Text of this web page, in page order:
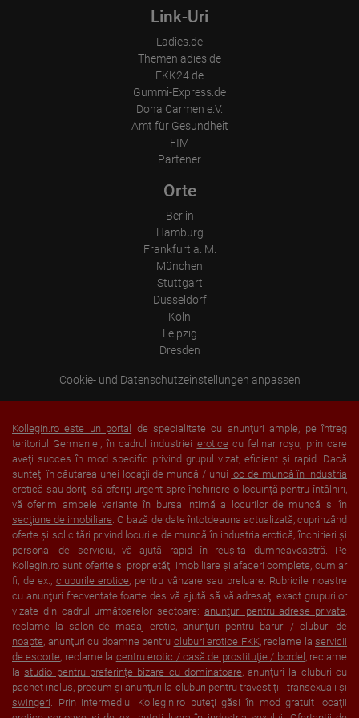
Proprietatea este situată în zona industrială Saarlouis, lângă
granițele cu Franța și Luxemburg, într-o locație centrală, cu parcare
Proprietatea este situată în zona industrială Saarlouis, lângă
granițele cu Franța și Luxemburg, într-o locație centrală, cu parcare
amplă pentru toți oaspeții. Așteptăm cu nerăbdare să vă revedem!
WhatsApp: wa.me/491632330103
Link-Uri
Ladies.de
Themenladies.de
FKK24.de
Gummi-Express.de
Dona Carmen e.V.
Amt für Gesundheit
FIM
Partener
Orte
Berlin
Hamburg
Frankfurt a. M.
München
Stuttgart
Düsseldorf
Köln
Leipzig
Dresden
Cookie- und Datenschutzeinstellungen anpassen
Kollegin.ro este un portal
de specialitate cu anunţuri ample, pe întreg
teritoriul Germaniei, în cadrul industriei eroticecu felinar roşu, prin care
aveţi succes în mod specific privind grupul vizat, eficient şi rapid. Dacă
sunteţi în căutarea unei locaţii de muncă / unui loc de muncă în industria
erotică sau doriţi să oferiţi urgent spre închiriere o locuinţă pentru întâlniri,
vă oferim ambele variante în bursa intimă a locurilor de muncă şi în
secţiune de imobiliare. O bază de date întotdeauna actualizată, cuprinzând
oferte şi solicitări privind locurile de muncă în industria erotică, închirieri şi
personal de serviciu, vă ajută rapid în reuşita dumneavoastră. Pe
Kollegin.ro sunt oferite şi proprietăţi imobiliare şi afaceri complete, cum ar
fi, de ex., cluburile erotice, pentru vânzare sau preluare. Rubricile noastre
cu anunţuri frecventate foarte des vă ajută să vă adresaţi exact grupurilor
vizate din cadrul următoarelor sectoare: anunţuri pentru adrese private,
reclame la salon de masaj erotic, anunţuri pentru baruri / cluburi de
noapte, anunţuri cu doamne pentru cluburi erotice FKK, reclame la servicii
de escorte, reclame la centru erotic / casă de prostituţie / bordel , reclame
lastudio pentru preferinţe bizare cu dominatoare, anunţuri la cluburi cu
pachet inclus, precum şi anunţuri la cluburi pentru travestiţi - transexuali şi
swingeri. Prin intermediul Kollegin.ro puteţi găsi în mod gratuit locaţii